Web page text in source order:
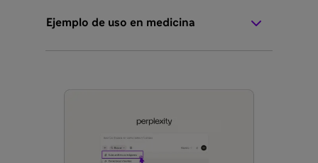
Ejemplo de uso en medicina